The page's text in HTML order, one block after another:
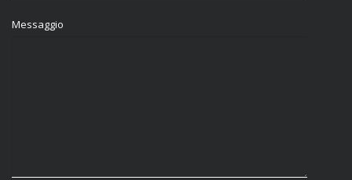
Messaggio